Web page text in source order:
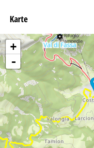
Karte
+
-